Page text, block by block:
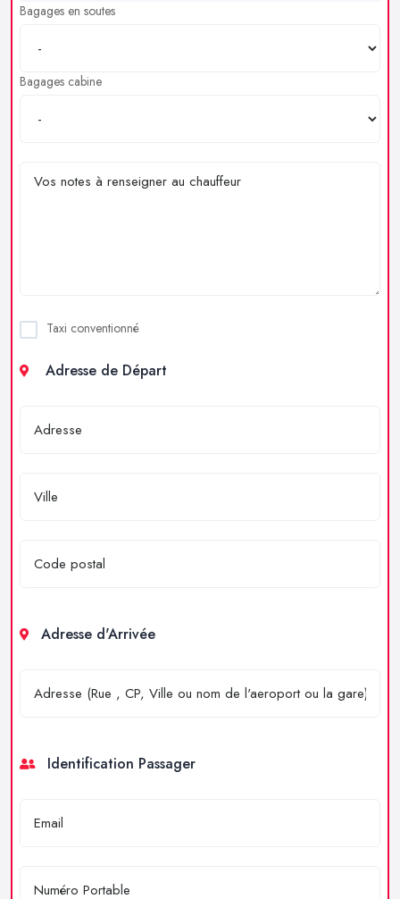
Bagages en soutes
Bagages cabine
Taxi conventionné
Adresse de Départ
Adresse d'Arrivée
Identification Passager